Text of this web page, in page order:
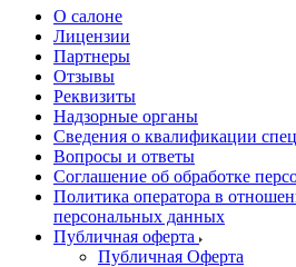
О салоне
Лицензии
Партнеры
Отзывы
Реквизиты
Надзорные органы
Сведения о квалификации
Вопросы и ответы
Соглашение об обработке
Политика оператора в
персональных данных
Публичная оферта
Публичная Оферта